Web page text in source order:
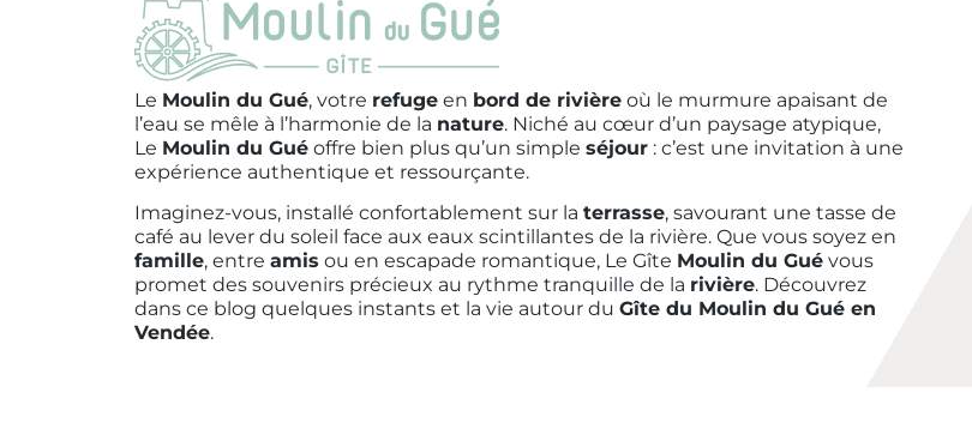
Le Moulin du Gué, votre refuge en bord de rivière où le murmure apaisant de
l’eau se mêle à l’harmonie de la nature. Niché au cœur d’un paysage atypique,
Le Moulin du Gué offre bien plus qu’un simple séjour : c’est une invitation à une
expérience authentique et ressourçante.
Imaginez-vous, installé confortablement sur la terrasse, savourant une tasse de
café au lever du soleil face aux eaux scintillantes de la rivière. Que vous soyez en
famille, entre amis ou en escapade romantique, Le Gîte Moulin du Gué vous
promet des souvenirs précieux au rythme tranquille de la rivière. Découvrez
dans ce blog quelques instants et la vie autour du Gîte du Moulin du Gué en
Vendée.